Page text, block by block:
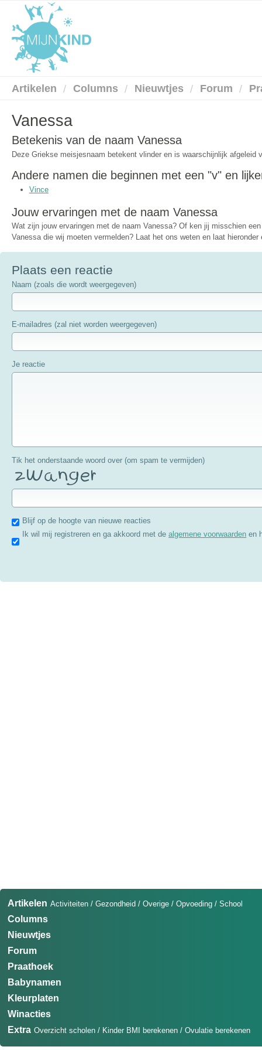
Artikelen Columns Nieuwtjes Forum
Vanessa
Betekenis van de naam Vanessa
Deze Griekse meisjesnaam betekent vlinder en is waarschijnlijk afgeleid
Andere namen die beginnen met een "v" en
Vince
Jouw ervaringen met de naam Vanessa
Wat zijn jouw ervaringen met de naam Vanessa? Of ken jij misschien
Vanessa die wij moeten vermelden? Laat het ons weten en laat hieronder
Plaats een reactie
Naam (zoals die wordt weergegeven)
E-mailadres (zal niet worden weergegeven)
Je reactie
Tik het onderstaande woord over (om spam te vermijden)
Blijf op de hoogte van nieuwe reacties
Ik wil mij registreren en ga akkoord met dealgemene voorwaarden en
Artikelen Activiteiten / Gezondheid / Overige / Opvoeding / School
Columns
Nieuwtjes
Forum
Praathoek
Babynamen
Kleurplaten
Winacties
Extra Overzicht scholen / Kinder BMI berekenen / Ovulatie berekenen